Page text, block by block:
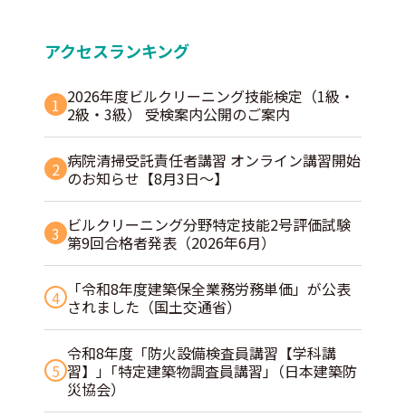
アクセスランキング
1 2026年度ビルクリーニング技能検定（1級・
2級・3級） 受検案内公開のご案内
2 病院清掃受託責任者講習 オンライン講習開始
のお知らせ【8月3日～】
3 ビルクリーニング分野特定技能2号評価試験
第9回合格者発表（2026年6月）
4
「令和8年度建築保全業務労務単価」が公表
されました（国土交通省）
5
令和8年度「防火設備検査員講習【学科講
習】」｢特定建築物調査員講習｣（日本建築防
災協会）